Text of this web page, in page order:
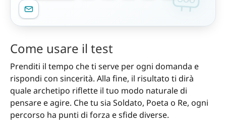
Come usare il test
Prenditi il tempo che ti serve per ogni domanda e
rispondi con sincerità. Alla fine, il risultato ti dirà
quale archetipo riflette il tuo modo naturale di
pensare e agire. Che tu sia Soldato, Poeta o Re, ogni
percorso ha punti di forza e sfide diverse.